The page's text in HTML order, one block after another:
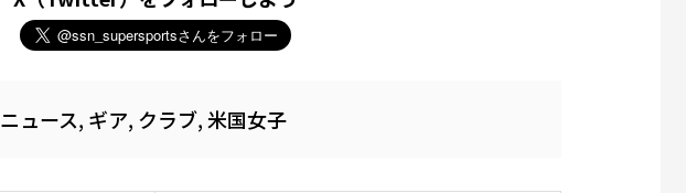
ニュース, ギア, クラブ,米国女子